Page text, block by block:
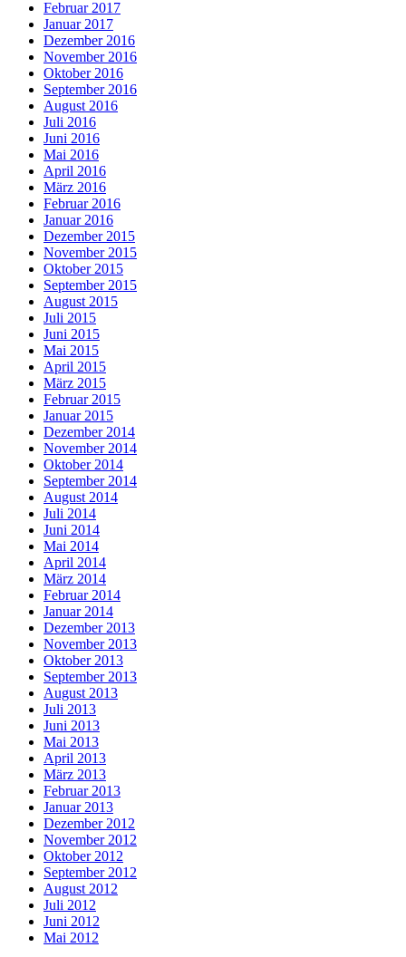
Februar 2017
Januar 2017
Dezember 2016
November 2016
Oktober 2016
September 2016
August 2016
Juli 2016
Juni 2016
Mai 2016
April 2016
März 2016
Februar 2016
Januar 2016
Dezember 2015
November 2015
Oktober 2015
September 2015
August 2015
Juli 2015
Juni 2015
Mai 2015
April 2015
März 2015
Februar 2015
Januar 2015
Dezember 2014
November 2014
Oktober 2014
September 2014
August 2014
Juli 2014
Juni 2014
Mai 2014
April 2014
März 2014
Februar 2014
Januar 2014
Dezember 2013
November 2013
Oktober 2013
September 2013
August 2013
Juli 2013
Juni 2013
Mai 2013
April 2013
März 2013
Februar 2013
Januar 2013
Dezember 2012
November 2012
Oktober 2012
September 2012
August 2012
Juli 2012
Juni 2012
Mai 2012